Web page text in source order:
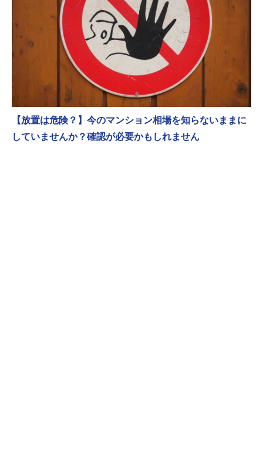
【放置は危険？】今のマンション相場を知らないままに
していませんか？確認が必要かもしれません